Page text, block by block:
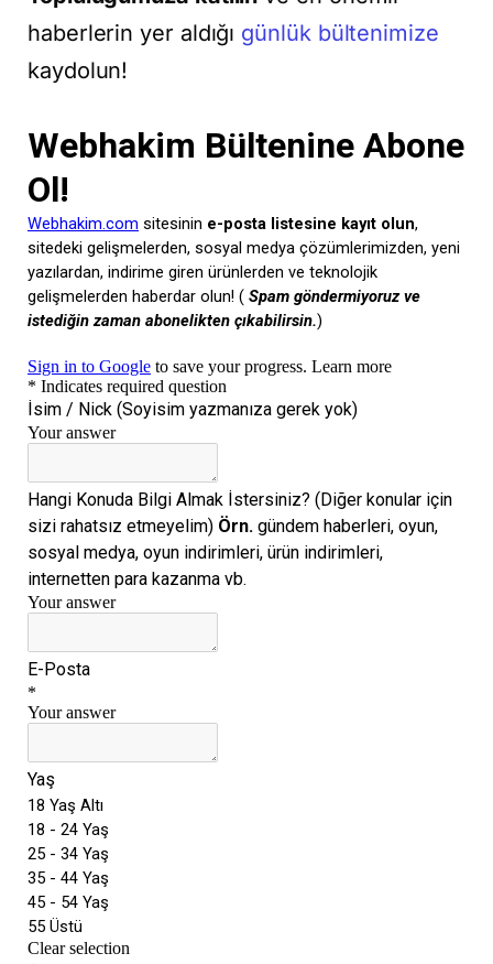
haberlerin yer aldığı günlük bültenimize
kaydolun!